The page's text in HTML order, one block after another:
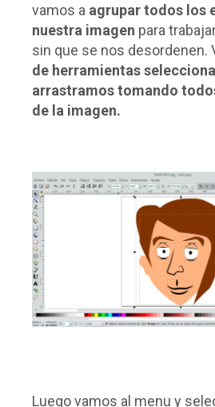
vamos a agrupar todos los
nuestra imagen para
sin que se nos desordenen.
de herramientas
arrastramos tomando
de la imagen.
Luego vamos al menu y